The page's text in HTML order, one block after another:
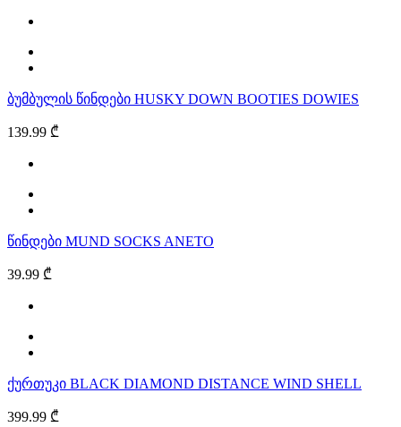
ბუმბულის წინდები HUSKY DOWN BOOTIES DOWIES
139.99 ₾
წინდები MUND SOCKS ANETO
39.99 ₾
ქურთუკი BLACK DIAMOND DISTANCE WIND SHELL
399.99 ₾